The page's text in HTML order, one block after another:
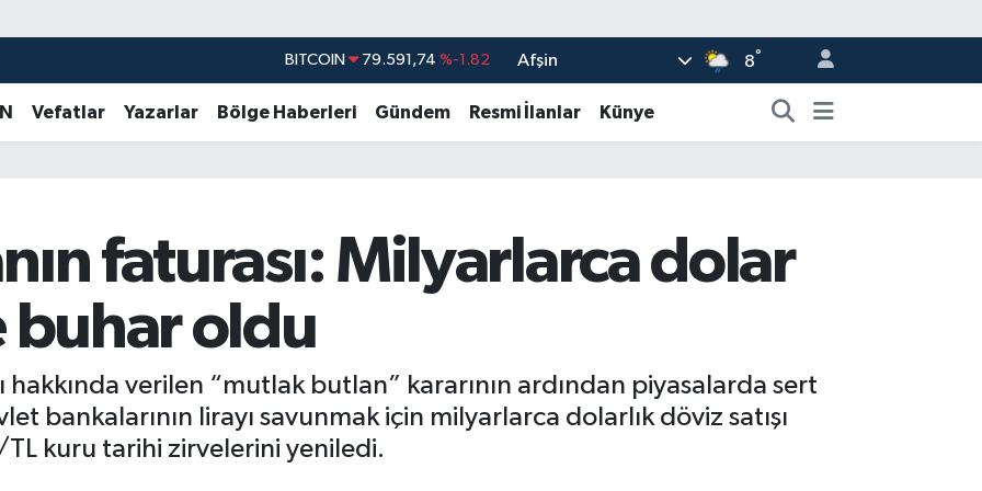
DOLAR 45,43620 %0.02
EURO 53,38690 %0.19
STERLİN 61,60380 %0.18
Afşin 8°
Vefatlar Yazarlar Bölge Haberleri Gündem Resmi İlanlar Künye
faturası: Milyarlarca dolar
buhar oldu
hakkında verilen “mutlak butlan” kararının ardından piyasalarda sert
bankalarının lirayı savunmak için milyarlarca dolarlık döviz satışı
kuru tarihi zirvelerini yeniledi.